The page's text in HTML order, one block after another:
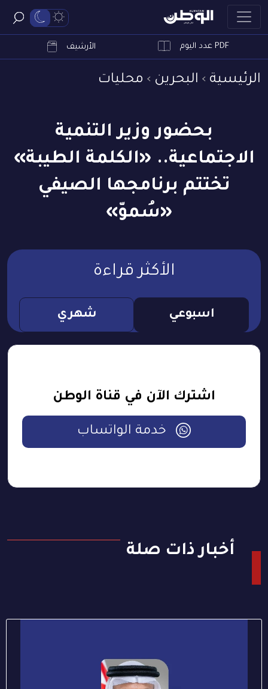
PDF عدد اليوم الأرشيف
الرئيسية البحرين محليات
بحضور وزير التنمية
الاجتماعية.. «الكلمة الطيبة»
تختتم برنامجها الصيفي
«سُموّ»
الأكثر قراءة
اسبوعي شهري
اشترك الآن في قناة الوطن
خدمة الواتساب
أخبار ذات صلة